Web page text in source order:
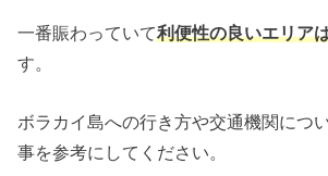
一番賑わっていて利便性の良いエリア
す。
ボラカイ島への行き方や交通機関につ
事を参考にしてください。